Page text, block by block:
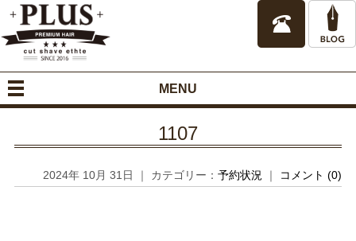
MENU
1107
2024年 10月 31日 ｜ カテゴリー：予約状況 ｜ コメント (0)